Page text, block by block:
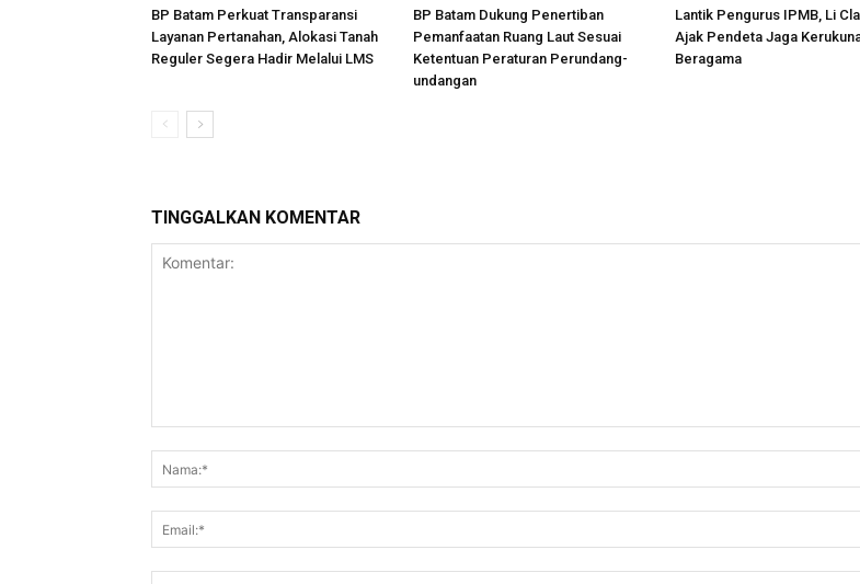
BP Batam Perkuat Transparansi
Layanan Pertanahan, Alokasi Tanah
Reguler Segera Hadir Melalui LMS
BP Batam Dukung Penertiban
Pemanfaatan Ruang Laut Sesuai
Ketentuan Peraturan Perundang-
undangan
Lantik Pengurus IPMB, Li
Ajak Pendeta Jaga
Beragama
TINGGALKAN KOMENTAR